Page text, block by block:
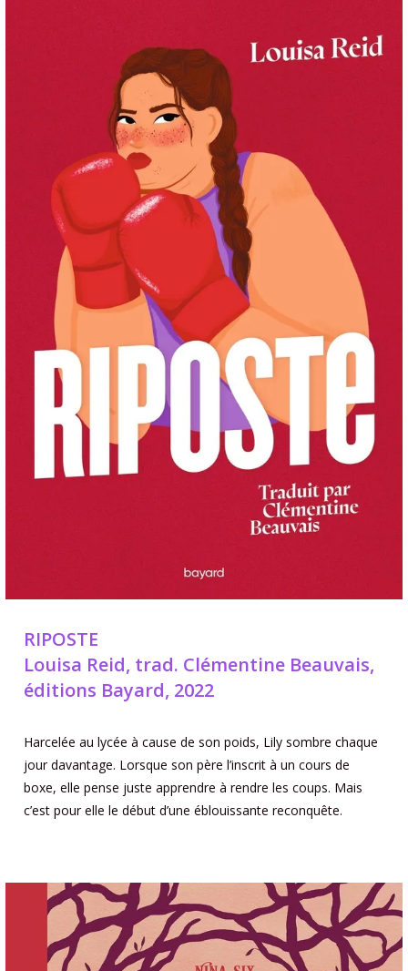
RIPOSTE
Louisa Reid, trad. Clémentine Beauvais,
éditions Bayard, 2022
Harcelée au lycée à cause de son poids, Lily sombre chaque
jour davantage. Lorsque son père l’inscrit à un cours de
boxe, elle pense juste apprendre à rendre les coups. Mais
c’est pour elle le début d’une éblouissante reconquête.